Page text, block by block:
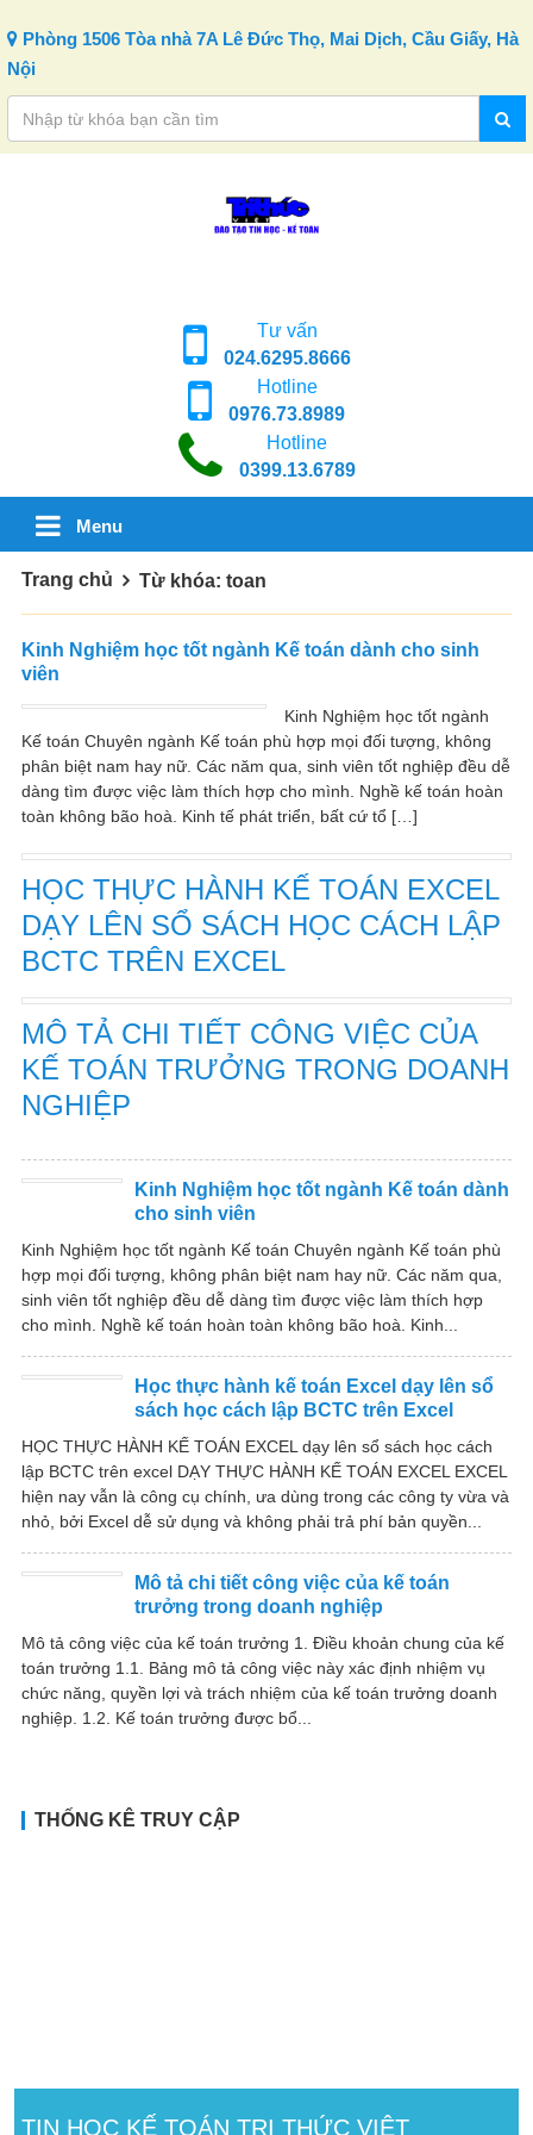
Phòng 1506 Tòa nhà 7A Lê Đức Thọ, Mai Dịch, Cầu Giấy, Hà
Nội
Tư vấn
024.6295.8666
Hotline
0976.73.8989
Hotline
0399.13.6789
Menu
Trang chủ Từ khóa: toan
Kinh Nghiệm học tốt ngành Kế toán dành cho sinh
viên
Kinh Nghiệm học tốt ngành
Kế toán Chuyên ngành Kế toán phù hợp mọi đối tượng, không
phân biệt nam hay nữ. Các năm qua, sinh viên tốt nghiệp đều dễ
dàng tìm được việc làm thích hợp cho mình. Nghề kế toán hoàn
toàn không bão hoà. Kinh tế phát triển, bất cứ tổ […]
HỌC THỰC HÀNH KẾ TOÁN EXCEL
DẠY LÊN SỔ SÁCH HỌC CÁCH LẬP
BCTC TRÊN EXCEL
MÔ TẢ CHI TIẾT CÔNG VIỆC CỦA
KẾ TOÁN TRƯỞNG TRONG DOANH
NGHIỆP
Kinh Nghiệm học tốt ngành Kế toán dành
cho sinh viên
Kinh Nghiệm học tốt ngành Kế toán Chuyên ngành Kế toán phù
hợp mọi đối tượng, không phân biệt nam hay nữ. Các năm qua,
sinh viên tốt nghiệp đều dễ dàng tìm được việc làm thích hợp
cho mình. Nghề kế toán hoàn toàn không bão hoà. Kinh...
Học thực hành kế toán Excel dạy lên sổ
sách học cách lập BCTC trên Excel
HỌC THỰC HÀNH KẾ TOÁN EXCEL dạy lên sổ sách học cách
lập BCTC trên excel DẠY THỰC HÀNH KẾ TOÁN EXCEL EXCEL
hiện nay vẫn là công cụ chính, ưa dùng trong các công ty vừa và
nhỏ, bởi Excel dễ sử dụng và không phải trả phí bản quyền...
Mô tả chi tiết công việc của kế toán
trưởng trong doanh nghiệp
Mô tả công việc của kế toán trưởng 1. Điều khoản chung của kế
toán trưởng 1.1. Bảng mô tả công việc này xác định nhiệm vụ
chức năng, quyền lợi và trách nhiệm của kế toán trưởng doanh
nghiệp. 1.2. Kế toán trưởng được bổ...
THỐNG KÊ TRUY CẬP
TIN HỌC KẾ TOÁN TRI THỨC VIỆT